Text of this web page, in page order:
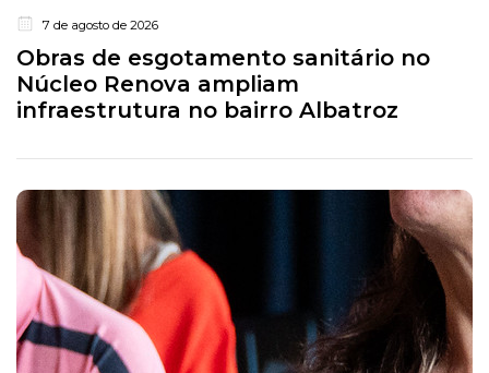
7 de agosto de 2026
Obras de esgotamento sanitário no
Núcleo Renova ampliam
infraestrutura no bairro Albatroz